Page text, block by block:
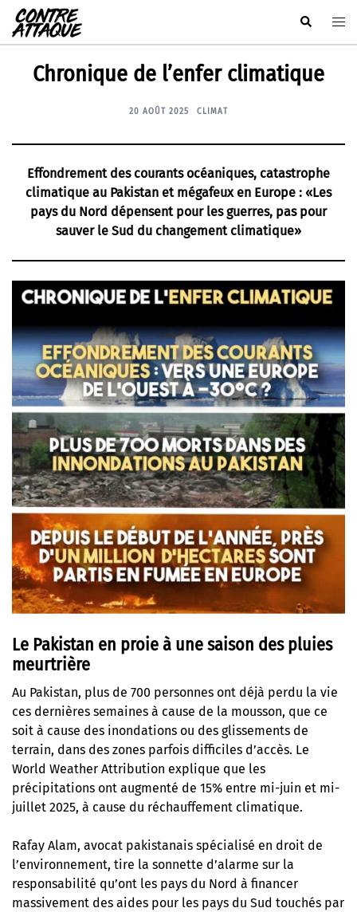
Aller
au
contenu
Rechercher
Chronique de l’enfer climatique
20 AOÛT 2025 CLIMAT
Effondrement des courants océaniques, catastrophe
climatique au Pakistan et mégafeux en Europe : «Les
pays du Nord dépensent pour les guerres, pas pour
sauver le Sud du changement climatique»
Le Pakistan en proie à une saison des pluies
meurtrière
Au Pakistan, plus de 700 personnes ont déjà perdu la vie
ces dernières semaines à cause de la mousson, que ce
soit à cause des inondations ou des glissements de
terrain, dans des zones parfois difficiles d’accès. Le
World Weather Attribution explique que les
précipitations ont augmenté de 15% entre mi-juin et mi-
juillet 2025, à cause du réchauffement climatique.
Rafay Alam, avocat pakistanais spécialisé en droit de
l’environnement, tire la sonnette d’alarme sur la
responsabilité qu’ont les pays du Nord à financer
massivement des aides pour les pays du Sud touchés par